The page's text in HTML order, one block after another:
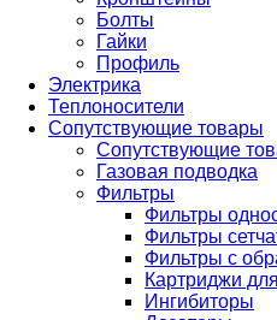
Болты
Гайки
Профиль
Электрика
Теплоносители
Сопутствующие товары
Сопутствующие
Газовая подводка
Фильтры
Фильтры
Фильтры
Фильтры с
Картриджи
Ингибиторы